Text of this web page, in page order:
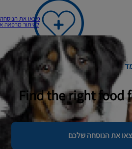
מצאו את הנוסחה שלכם
לאיתור מרפאה או חנות
Find the right
הנוסחה שלכם
הבחירה של הווטרינרים